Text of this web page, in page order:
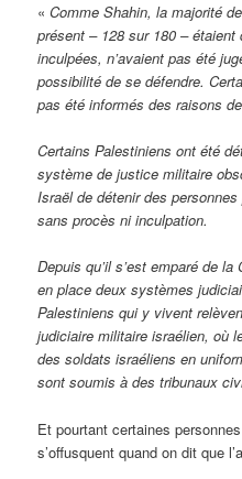
«Comme Shahin, la majorité
présent – 128 sur 180 – étaient
inculpées, n’avaient pas été
possibilité de se défendre.
pas été informés des raisons
Certains Palestiniens ont été
système de justice militaire
Israël de détenir des
sans procès ni inculpation.
Depuis qu’il s’est emparé de
en place deux systèmes
Palestiniens qui y vivent
judiciaire militaire israélien, où
des soldats israéliens en
sont soumis à des tribunaux
Et pourtant certaines
s’offusquent quand on dit que